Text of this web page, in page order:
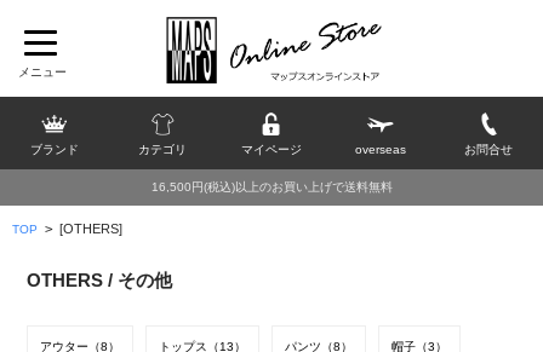
ブランド カテゴリ マイページ overseas お問合せ
16,500円(税込)以上のお買い上げで送料無料
TOP > [OTHERS]
OTHERS / その他
アウター（8） トップス（13） パンツ（8） 帽子（3）